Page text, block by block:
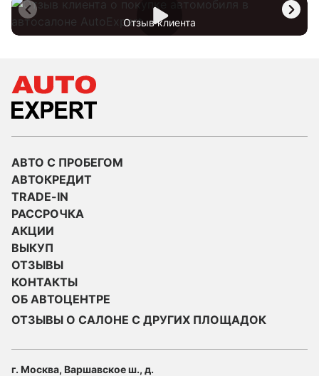
Отзыв клиента
АВТО С ПРОБЕГОМ
АВТОКРЕДИТ
TRADE-IN
РАССРОЧКА
АКЦИИ
ВЫКУП
ОТЗЫВЫ
КОНТАКТЫ
ОБ АВТОЦЕНТРЕ
ОТЗЫВЫ О САЛОНЕ С ДРУГИХ ПЛОЩАДОК
г. Москва, Варшавское ш., д.